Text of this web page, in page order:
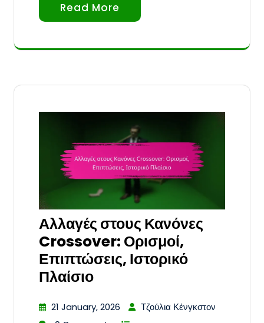
Read More
Αλλαγές στους Κανόνες
Crossover: Ορισμοί,
Επιπτώσεις, Ιστορικό
Πλαίσιο
21 January, 2026
Τζούλια Κένγκστον